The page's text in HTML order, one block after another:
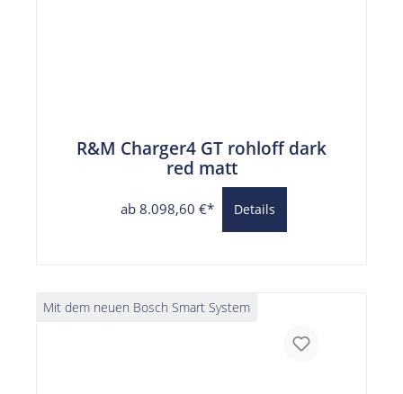
R&M Charger4 GT rohloff dark
red matt
ab 8.098,60 €* Details
Mit dem neuen Bosch Smart System